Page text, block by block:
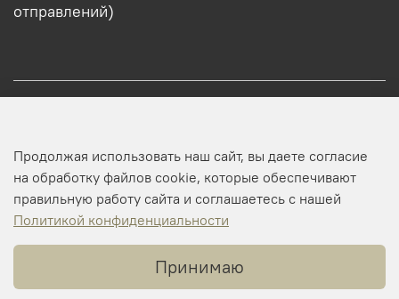
Оптовикам
Профиль
отправлений)
Продолжая использовать наш сайт, вы даете согласие
на обработку файлов cookie, которые обеспечивают
правильную работу сайта и соглашаетесь с нашей
Политикой конфиденциальности
Принимаю